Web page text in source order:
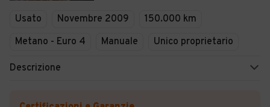
Usato Novembre 2009
150.000 km
Metano - Euro 4
Manuale Unico proprietario
Descrizione